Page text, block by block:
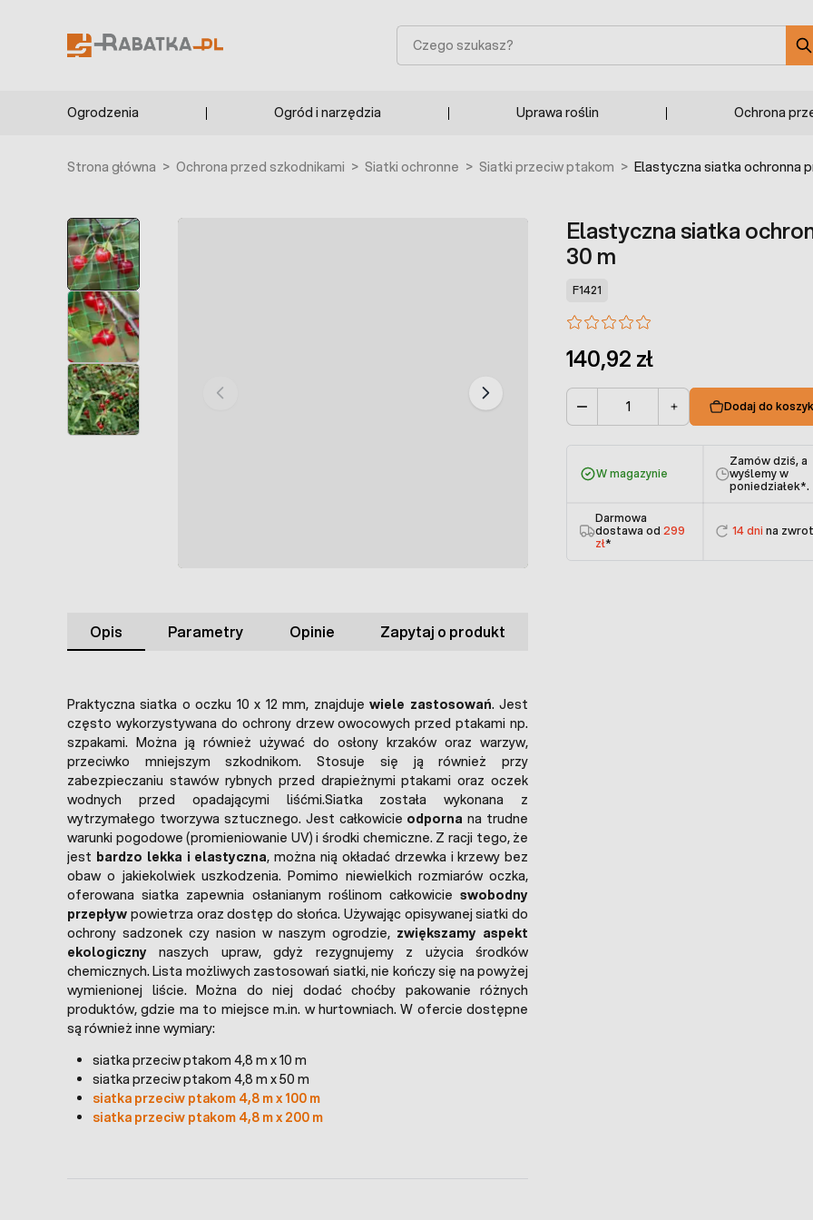
Szukaj
Ogrodzenia Ogród i narzędzia Uprawa roślin Ochrona
Strona główna > Ochrona przed szkodnikami > Siatki ochronne > Siatki przeciw ptakom > Elastyczna siatka ochronna
Elastyczna siatka
30 m
F1421
140,92 zł
Dodaj do
W magazynie
Zamów dziś, a
wyślemy w
poniedziałek*.
Darmowa
dostawa od299
zł*
14 dni na
Opis Parametry Opinie Zapytaj o produkt
Praktyczna siatka o oczku 10 x 12 mm, znajdujewiele zastosowań. Jest
często wykorzystywana do ochrony drzew owocowych przed ptakami np.
szpakami. Można ją również używać do osłony krzaków oraz warzyw,
przeciwko mniejszym szkodnikom. Stosuje się ją również przy
zabezpieczaniu stawów rybnych przed drapieżnymi ptakami oraz oczek
wodnych przed opadającymi liśćmi.Siatka została wykonana z
wytrzymałego tworzywa sztucznego. Jest całkowicie odporna na trudne
warunki pogodowe (promieniowanie UV) i środki chemiczne. Z racji tego, że
jest bardzo lekka i elastyczna, można nią okładać drzewka i krzewy bez
obaw o jakiekolwiek uszkodzenia. Pomimo niewielkich rozmiarów oczka,
oferowana siatka zapewnia osłanianym roślinom całkowicieswobodny
przepływ powietrza oraz dostęp do słońca. Używając opisywanej siatki do
ochrony sadzonek czy nasion w naszym ogrodzie, zwiększamy aspekt
ekologiczny naszych upraw, gdyż rezygnujemy z użycia środków
chemicznych. Lista możliwych zastosowań siatki, nie kończy się na powyżej
wymienionej liście. Można do niej dodać choćby pakowanie różnych
produktów, gdzie ma to miejsce m.in. w hurtowniach. W ofercie dostępne
są również inne wymiary:
siatka przeciw ptakom 4,8 m x 10 m
siatka przeciw ptakom 4,8 m x 50 m
siatka przeciw ptakom 4,8 m x 100 m
siatka przeciw ptakom 4,8 m x 200 m